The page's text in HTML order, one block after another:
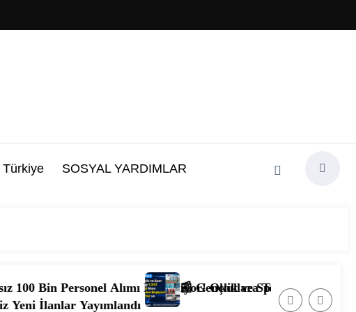
Türkiye SOSYAL YARDIMLAR
Alımı Bekleniyor! Okullara Temizlik ve Güvenlik Görevlisi
📰 Gençlik ve Spor Bakanlığı 1.200 Personel